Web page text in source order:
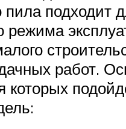
пила подходит
режима
работ.
которых